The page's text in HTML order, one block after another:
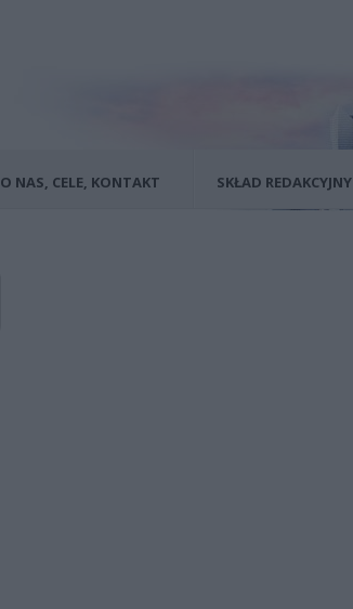
O NAS, CELE, KONTAKT SKŁAD REDAKCYJNY